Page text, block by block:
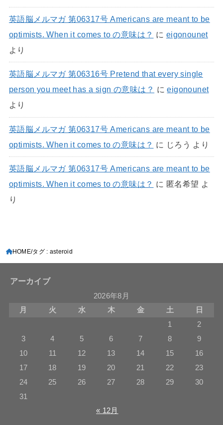
英語脳メルマガ 第06317号 Americans are meant to be
optimists. When it comes to の意味は？ に eigonounet
より
英語脳メルマガ 第06316号 Pretend that every single
person you meet has a sign の意味は？ にeigonounet
より
英語脳メルマガ 第06317号 Americans are meant to be
optimists. When it comes to の意味は？ に じろう より
英語脳メルマガ 第06317号 Americans are meant to be
optimists. When it comes to の意味は？ に 匿名希望 よ
り
HOME タグ : asteroid
アーカイブ
2026年8月
月
火 水 木 金 土
日
1
2
3
4 5 6 7 8
9
10
11 12 13 14 15
16
17
18 19 20 21 22
23
24
25 26 27 28 29
30
31
« 12月